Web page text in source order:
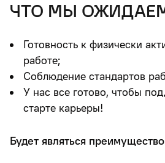
что мы
Готовность к физически
работе;
Соблюдение стандартов
У нас все готово, чтобы
старте карьеры!
Будет являться